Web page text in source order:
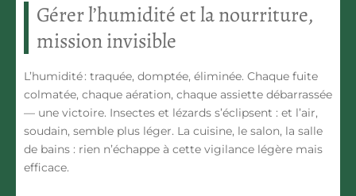
Gérer l’humidité et la nourriture,
mission invisible
L’humidité : traquée, domptée, éliminée. Chaque fuite
colmatée, chaque aération, chaque assiette débarrassée
— une victoire. Insectes et lézards s’éclipsent : et l’air,
soudain, semble plus léger. La cuisine, le salon, la salle
de bains : rien n’échappe à cette vigilance légère mais
efficace.